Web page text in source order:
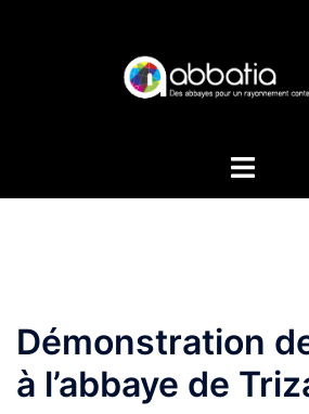
Démonstration
à l’abbaye de